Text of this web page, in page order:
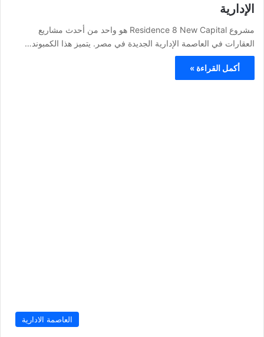
الإدارية
مشروع Residence 8 New Capital هو واحد من أحدث مشاريع
العقارات في العاصمة الإدارية الجديدة في مصر. يتميز هذا الكمبوند…
أكمل القراءة »
العاصمة الادارية